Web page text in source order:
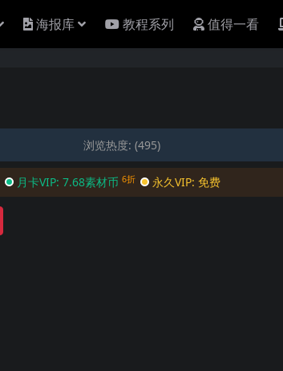
海报库 教程系列 值得一看
浏览热度: (495)
月卡VIP: 7.68素材币 6折 永久VIP: 免费